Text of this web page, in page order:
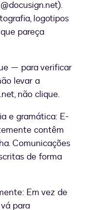
logotipos
pareça
— para verificar
levar a
não clique.
e gramática: E-
contêm
Comunicações
de forma
Em vez de
para